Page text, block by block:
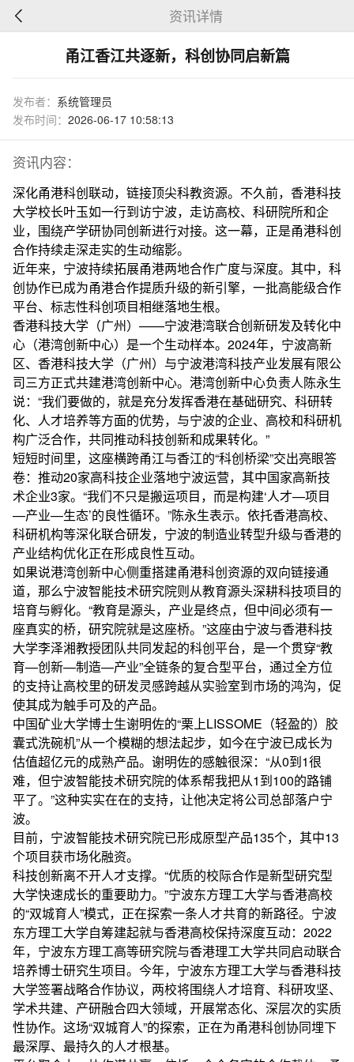
资讯详情
甬江香江共逐新，科创协同启新篇
发布者： 系统管理员
发布时间： 2026-06-17 10:58:13
资讯内容：
深化甬港科创联动，链接顶尖科教资源。不久前，香港科技
大学校长叶玉如一行到访宁波，走访高校、科研院所和企
业，围绕产学研协同创新进行对接。这一幕，正是甬港科创
合作持续走深走实的生动缩影。
近年来，宁波持续拓展甬港两地合作广度与深度。其中，科
创协作已成为甬港合作提质升级的新引擎，一批高能级合作
平台、标志性科创项目相继落地生根。
香港科技大学（广州）——宁波港湾联合创新研发及转化中
心（港湾创新中心）是一个生动样本。2024年，宁波高新
区、香港科技大学（广州）与宁波港湾科技产业发展有限公
司三方正式共建港湾创新中心。港湾创新中心负责人陈永生
说：“我们要做的，就是充分发挥香港在基础研究、科研转
化、人才培养等方面的优势，与宁波的企业、高校和科研机
构广泛合作，共同推动科技创新和成果转化。”
短短时间里，这座横跨甬江与香江的“科创桥梁”交出亮眼答
卷：推动20家高科技企业落地宁波运营，其中国家高新技
术企业3家。“我们不只是搬运项目，而是构建‘人才—项目
—产业—生态’的良性循环。”陈永生表示。依托香港高校、
科研机构等深化联合研发，宁波的制造业转型升级与香港的
产业结构优化正在形成良性互动。
如果说港湾创新中心侧重搭建甬港科创资源的双向链接通
道，那么宁波智能技术研究院则从教育源头深耕科技项目的
培育与孵化。“教育是源头，产业是终点，但中间必须有一
座真实的桥，研究院就是这座桥。”这座由宁波与香港科技
大学李泽湘教授团队共同发起的科创平台，是一个贯穿“教
育—创新—制造—产业”全链条的复合型平台，通过全方位
的支持让高校里的研发灵感跨越从实验室到市场的鸿沟，促
使其成为触手可及的产品。
中国矿业大学博士生谢明佐的“栗上LISSOME（轻盈的）胶
囊式洗碗机”从一个模糊的想法起步，如今在宁波已成长为
估值超亿元的成熟产品。谢明佐的感触很深：“从0到1很
难，但宁波智能技术研究院的体系帮我把从1到100的路铺
平了。”这种实实在在的支持，让他决定将公司总部落户宁
波。
目前，宁波智能技术研究院已形成原型产品135个，其中13
个项目获市场化融资。
科技创新离不开人才支撑。“优质的校际合作是新型研究型
大学快速成长的重要助力。”宁波东方理工大学与香港高校
的“双城育人”模式，正在探索一条人才共育的新路径。宁波
东方理工大学自筹建起就与香港高校保持深度互动：2022
年，宁波东方理工高等研究院与香港理工大学共同启动联合
培养博士研究生项目。今年，宁波东方理工大学与香港科技
大学签署战略合作协议，两校将围绕人才培育、科研攻坚、
学术共建、产研融合四大领域，开展常态化、深层次的实质
性协作。这场“双城育人”的探索，正在为甬港科创协同埋下
最深厚、最持久的人才根基。